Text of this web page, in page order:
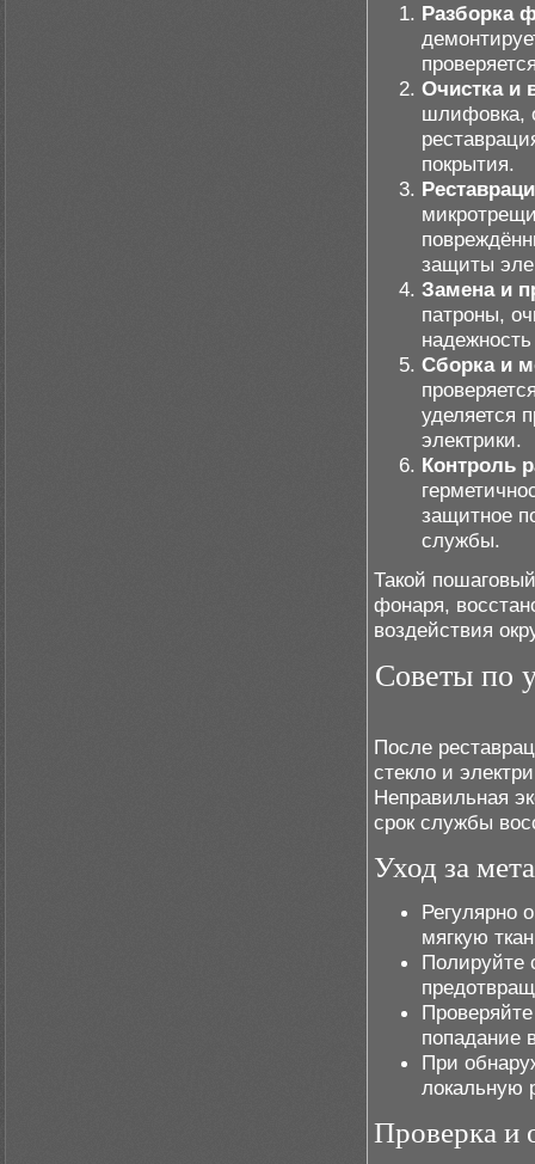
Разборка
Очистка и
шлифовка,
покрытия.
защиты
Замена и
патроны,
Сборка и
уделяется
электрики.
Контроль
защитное
службы.
Такой
фонаря,
воздействия
Советы по
После
стекло и
Неправильная
срок службы
Уход за
Регулярно
мягкую
Полируйте
попадание
При
локальную
Проверка и